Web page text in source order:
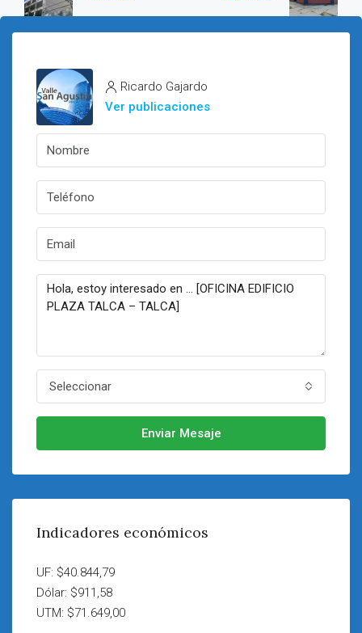
Ricardo Gajardo
Ver publicaciones
Seleccionar
Enviar Mesaje
Indicadores económicos
UF: $40.844,79
Dólar: $911,58
UTM: $71.649,00